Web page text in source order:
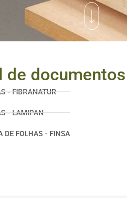
de documentos
- FIBRANATUR
- LAMIPAN
DE FOLHAS - FINSA